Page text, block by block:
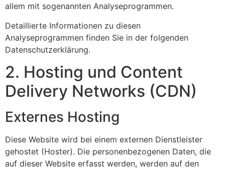
allem mit sogenannten Analyseprogrammen.
Detaillierte Informationen zu diesen
Analyseprogrammen finden Sie in der folgenden
Datenschutzerklärung.
2. Hosting und Content
Delivery Networks (CDN)
Externes Hosting
Diese Website wird bei einem externen Dienstleister
gehostet (Hoster). Die personenbezogenen Daten, die
auf dieser Website erfasst werden, werden auf den